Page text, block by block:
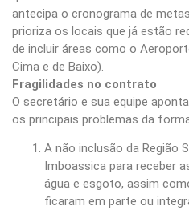
antecipa o cronograma de
prioriza os locais que já estão
de incluir áreas como o
Cima e de Baixo).
Fragilidades no contrato
O secretário e sua equipe
os principais problemas da
A não inclusão da Região
Imboassica para receber
água e esgoto, assim
ficaram em parte ou